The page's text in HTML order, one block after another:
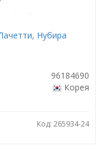
Нубира
96184690
Корея
Код: 265934-24